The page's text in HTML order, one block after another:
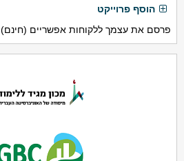
הוסף פרוייקט
פרסם את עצמך ללקוחות אפשריים (חינם)